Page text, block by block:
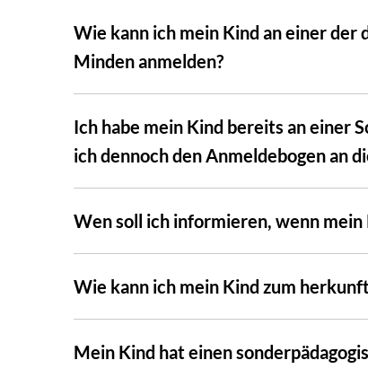
Wie kann ich mein Kind an einer
Minden anmelden?
Ich habe mein Kind bereits an einer
ich dennoch den Anmeldebogen an
Wen soll ich informieren, wenn
Wie kann ich mein Kind zum
Mein Kind hat einen